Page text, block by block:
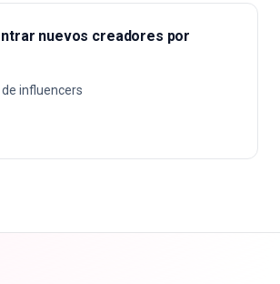
nuevos creadores por
influencers